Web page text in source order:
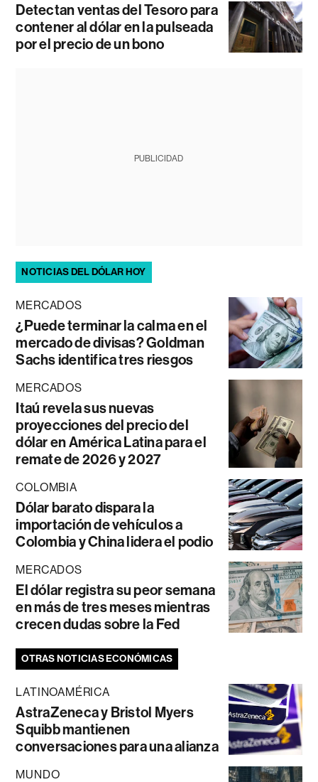
Detectan ventas del Tesoro para
contener al dólar en la pulseada
por el precio de un bono
PUBLICIDAD
NOTICIAS DEL DÓLAR HOY
MERCADOS
¿Puede terminar la calma en el
mercado de divisas? Goldman
Sachs identifica tres riesgos
MERCADOS
Itaú revela sus nuevas
proyecciones del precio del
dólar en América Latina para el
remate de 2026 y 2027
COLOMBIA
Dólar barato dispara la
importación de vehículos a
Colombia y China lidera el podio
MERCADOS
El dólar registra su peor semana
en más de tres meses mientras
crecen dudas sobre la Fed
OTRAS NOTICIAS ECONÓMICAS
LATINOAMÉRICA
AstraZeneca y Bristol Myers
Squibb mantienen
conversaciones para una alianza
MUNDO